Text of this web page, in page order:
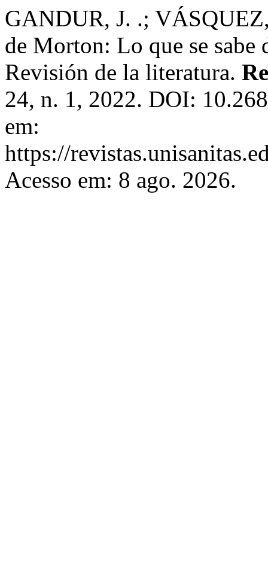
GANDUR, J. .;
de Morton: Lo que se
Revisión de la literatura.
24, n. 1, 2022. DOI:
em:
https://
Acesso em: 8 ago. 2026.